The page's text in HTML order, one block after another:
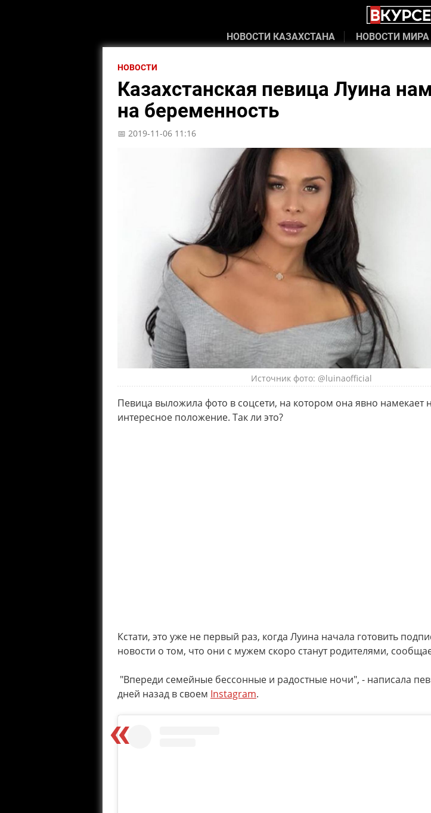
НОВОСТИ КАЗАХСТАНА НОВОСТИ МИРА
НОВОСТИ
Казахстанская певица Луина
на беременность
📅 2019-11-06 11:16
Источник фото: @luinaofficial
Певица выложила фото в соцсети, на котором она явно намекает
интересное положение. Так ли это?
Кстати, это уже не первый раз, когда Луина начала готовить
новости о том, что они с мужем скоро станут родителями,
"Впереди семейные бессонные и радостные ночи", - написала
дней назад в своем Instagram.